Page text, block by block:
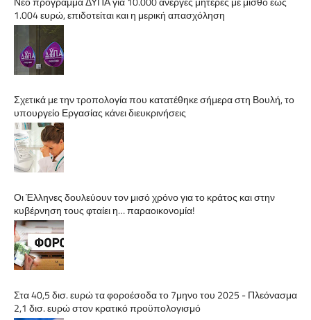
1.004 ευρώ, επιδοτείται και η μερική απασχόληση
Σχετικά με την τροπολογία που κατατέθηκε σήμερα στη Βουλή, το
υπουργείο Εργασίας κάνει διευκρινήσεις
Οι Έλληνες δουλεύουν τον μισό χρόνο για το κράτος και στην
κυβέρνηση τους φταίει η… παραοικονομία!
Στα 40,5 δισ. ευρώ τα φοροέσοδα το 7μηνο του 2025 - Πλεόνασμα
2,1 δισ. ευρώ στον κρατικό προϋπολογισμό